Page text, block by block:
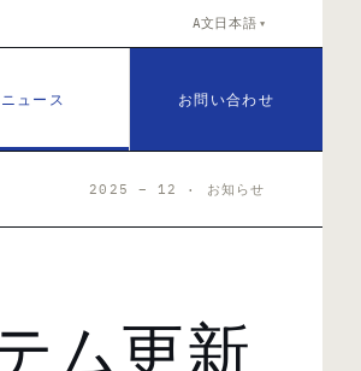
A文日本語 ▼
ニュース お問い合わせ
2025 – 12 · お知らせ
ム更新